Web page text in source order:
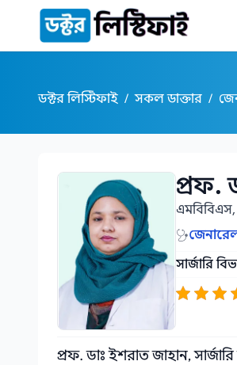
কন্টেন্টে যান
ডক্টর লিস্টিফাই / সকল ডাক্তার /
প্রফ. ডাঃ ইশরাত জাহানপ্রফ.
সার্জারি
প্রফ. ডাঃ ইশরাত জাহান,